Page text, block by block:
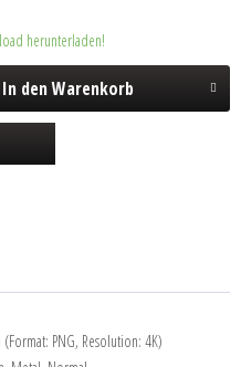
herunterladen!
In denWarenkorb
(Format: PNG, Resolution: 4K)